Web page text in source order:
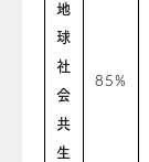
地
球
社
会
共
生
85%